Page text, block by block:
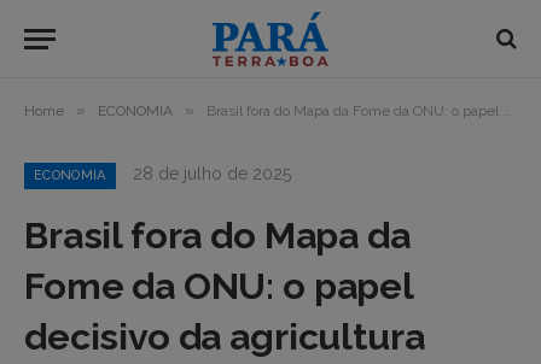
Home » ECONOMIA » Brasil fora do Mapa da Fome da ONU: o papel decisivo da agricultura familiar
ECONOMIA 28 de julho de 2025
Brasil fora do Mapa da
Fome da ONU: o papel
decisivo da agricultura